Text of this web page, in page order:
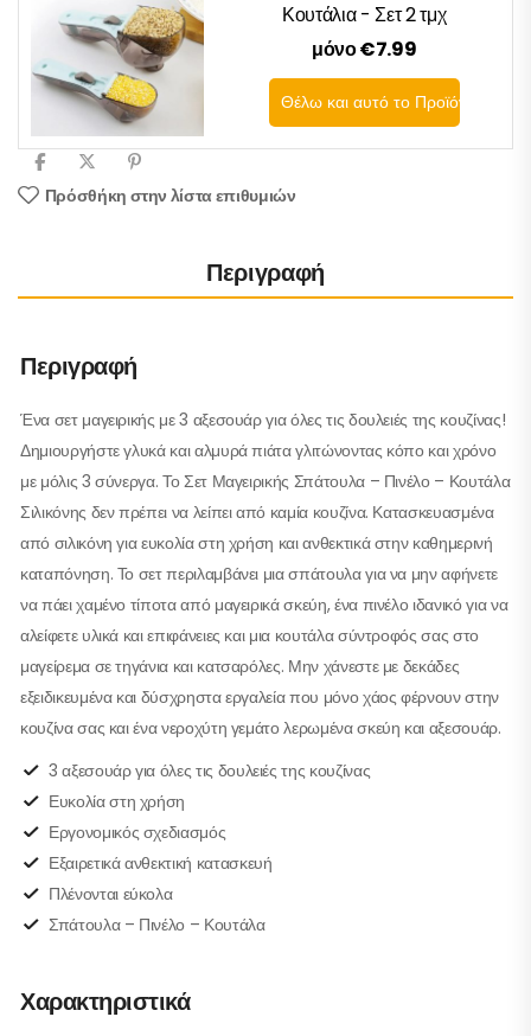
Κουτάλια - Σετ 2 τμχ
μόνο €7.99
Θέλω και αυτό το Προϊόν
Πρόσθήκη στην λίστα επιθυμιών
Περιγραφή
Περιγραφή
Ένα σετ μαγειρικής με 3 αξεσουάρ για όλες τις δουλειές της κουζίνας!
Δημιουργήστε γλυκά και αλμυρά πιάτα γλιτώνοντας κόπο και χρόνο
με μόλις 3 σύνεργα. Το Σετ Μαγειρικής Σπάτουλα – Πινέλο – Κουτάλα
Σιλικόνης δεν πρέπει να λείπει από καμία κουζίνα. Κατασκευασμένα
από σιλικόνη για ευκολία στη χρήση και ανθεκτικά στην καθημερινή
καταπόνηση. Το σετ περιλαμβάνει μια σπάτουλα για να μην αφήνετε
να πάει χαμένο τίποτα από μαγειρικά σκεύη, ένα πινέλο ιδανικό για να
αλείφετε υλικά και επιφάνειες και μια κουτάλα σύντροφός σας στο
μαγείρεμα σε τηγάνια και κατσαρόλες. Μην χάνεστε με δεκάδες
εξειδικευμένα και δύσχρηστα εργαλεία που μόνο χάος φέρνουν στην
κουζίνα σας και ένα νεροχύτη γεμάτο λερωμένα σκεύη και αξεσουάρ.
3 αξεσουάρ για όλες τις δουλειές της κουζίνας
Ευκολία στη χρήση
Εργονομικός σχεδιασμός
Εξαιρετικά ανθεκτική κατασκευή
Πλένονται εύκολα
Σπάτουλα – Πινέλο – Κουτάλα
Χαρακτηριστικά